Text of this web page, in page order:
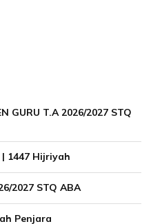
GURU T.A 2026/2027 STQ
| 1447 Hijriyah
2027 STQ ABA
Penjara